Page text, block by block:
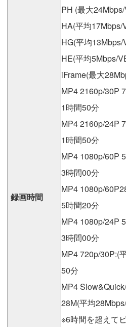
録画時間
PH (最大
HA(平均17Mbps/
HG(平均
HE(平均5Mbps/
iFrame(最大
MP4 2160p/30P
1時間50分
MP4 2160p/24P
1時間50分
MP4 1080p/60P
3時間00分
MP4 1080p/
5時間20分
MP4 1080p/24P
3時間00分
MP4 720p/30P:(
50分
MP4
28M(平均
※6時間を超えて